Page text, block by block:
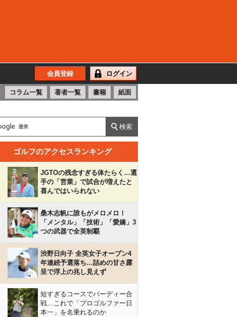
会員登録 ログイン
コラム一覧 著者一覧 書籍 紙面
ゴルフのアクセスランキング
JGTOの残念すぎる体たらく…選
手の「営業」で試合が増えたと
喜んではいられない
桑木志帆に誰もがメロメロ！
「メンタル」「技術」「愛嬌」3
つの武器で全英制覇
渋野日向子 全英女子オープン4
年連続予選落ち…詰めの甘さ露
呈で浮上の兆し見えず
短すぎるコースでバーディー合
戦…これで「プロゴルファー日
本一」を名乗れるのか